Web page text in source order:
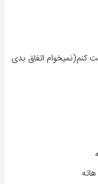
کنم(نمیخوام اتفاق بدی